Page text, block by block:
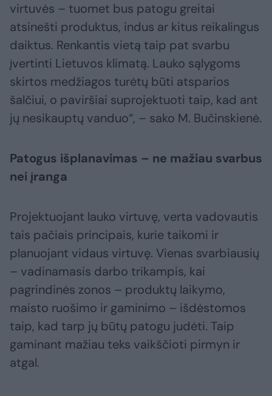
virtuvės – tuomet bus patogu greitai
atsinešti produktus, indus ar kitus reikalingus
daiktus. Renkantis vietą taip pat svarbu
įvertinti Lietuvos klimatą. Lauko sąlygoms
skirtos medžiagos turėtų būti atsparios
šalčiui, o paviršiai suprojektuoti taip, kad ant
jų nesikauptų vanduo“, – sako M. Bučinskienė.
Patogus išplanavimas – ne mažiau svarbus
nei įranga
Projektuojant lauko virtuvę, verta vadovautis
tais pačiais principais, kurie taikomi ir
planuojant vidaus virtuvę. Vienas svarbiausių
– vadinamasis darbo trikampis, kai
pagrindinės zonos – produktų laikymo,
maisto ruošimo ir gaminimo – išdėstomos
taip, kad tarp jų būtų patogu judėti. Taip
gaminant mažiau teks vaikščioti pirmyn ir
atgal.